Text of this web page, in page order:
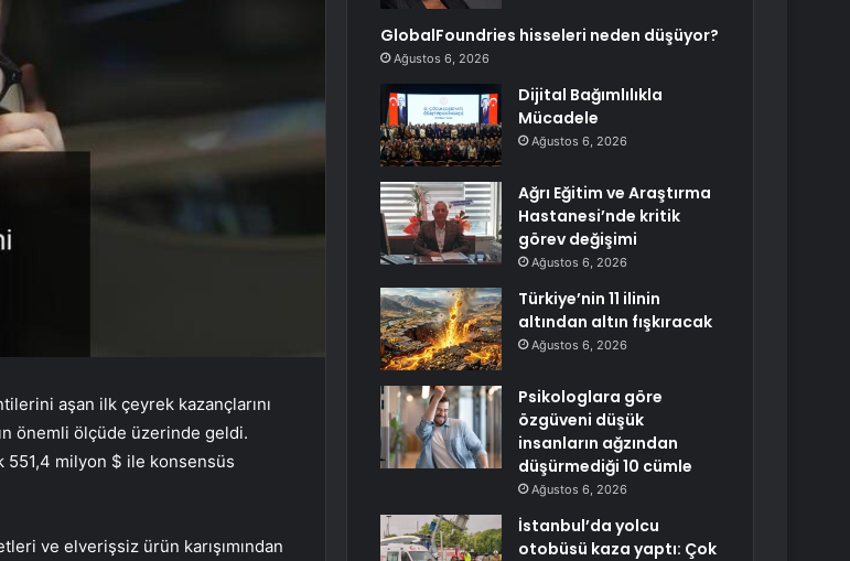
aşan ilk çeyrek kazançlarını
önemli ölçüde üzerinde geldi.
551,4 milyon $ ile konsensüs
ve elverişsiz ürün karışımından
GlobalFoundries hisseleri neden düşüyor?
Ağustos 6, 2026
Dijital Bağımlılıkla
Mücadele
Ağustos 6, 2026
Ağrı Eğitim ve Araştırma
Hastanesi’nde kritik
görev değişimi
Ağustos 6, 2026
Türkiye’nin 11 ilinin
altından altın fışkıracak
Ağustos 6, 2026
Psikologlara göre
özgüveni düşük
insanların ağzından
düşürmediği 10 cümle
Ağustos 6, 2026
İstanbul’da yolcu
otobüsü kaza yaptı: Çok